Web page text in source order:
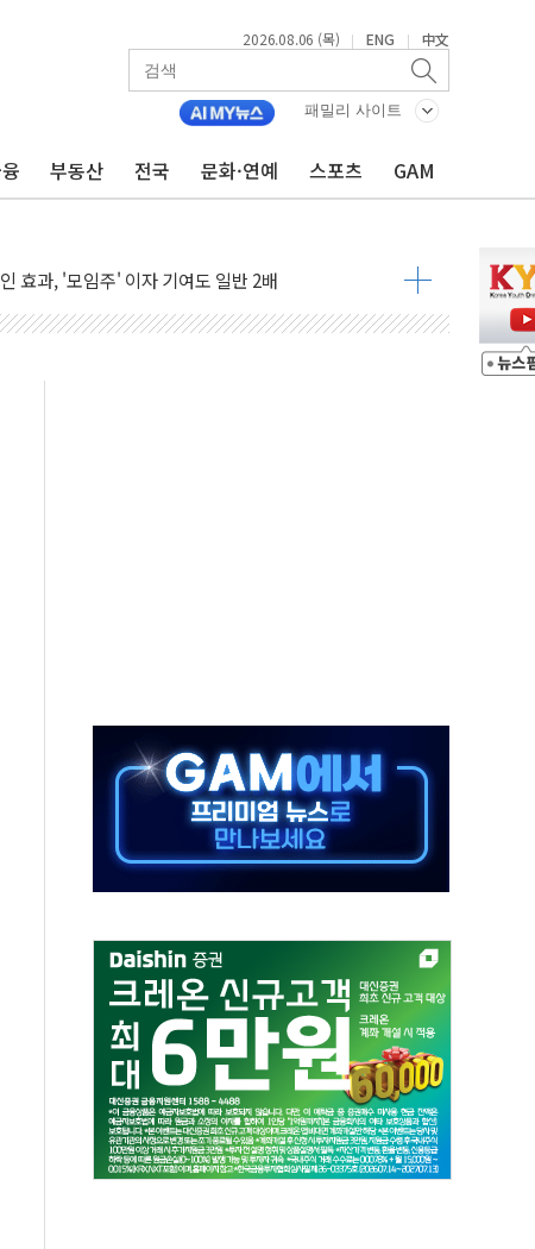
2026.08.06 (목) | ENG | 中文
패밀리 사이트
부동산 전국 문화·연예 스포츠 GAM
은 채권혼합 펀드 2종 출시
이닉스'는 사고 급등주는 팔았다
AI 반도체, 메모리 넘어 밸류체인 분산 투자해야"
4%↓…매도 사이드카 발동
지국밥짬뽕' 2주간 전국 한시 판매
ADT캡스, 매장 운영·보안 통합관리 앱 출시
업익 2.2조 증발...하반기 '환율 역풍' 우려
태양광발전 '첫삽'…남동발전, 재생에너지 '앞장'
축구협회 압수수색
AI 메모리 기술력 과시
단열 인테리어 관심 급증"
…신규 항공사 진입길 열려
'생활파킹통장' 출시